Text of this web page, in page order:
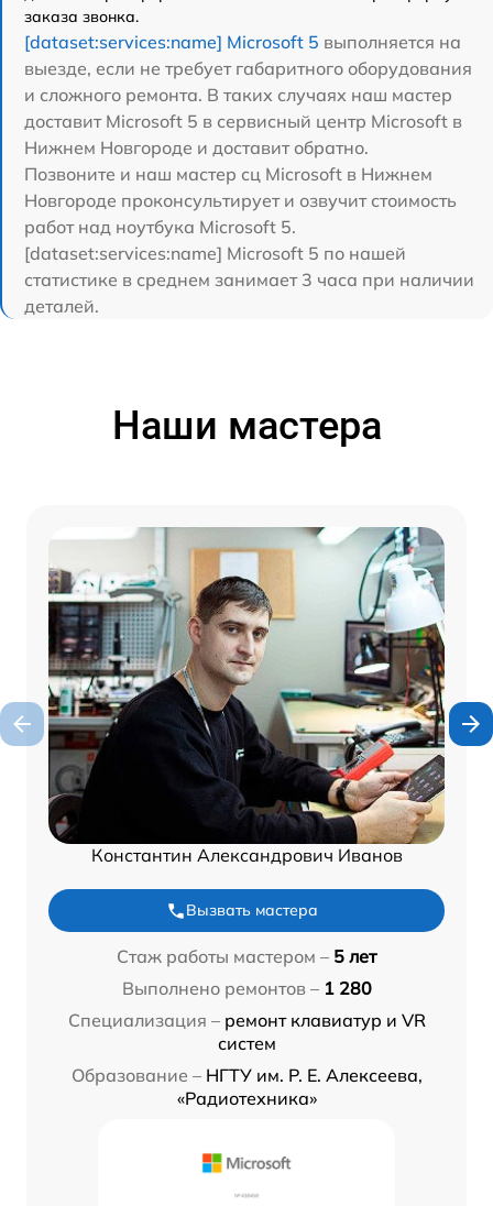
заказа звонка.
[dataset:services:name] Microsoft 5 выполняется на
выезде, если не требует габаритного оборудования
и сложного ремонта. В таких случаях наш мастер
доставит Microsoft 5 в сервисный центр Microsoft в
Нижнем Новгороде и доставит обратно.
Позвоните и наш мастер сц Microsoft в Нижнем
Новгороде проконсультирует и озвучит стоимость
работ над ноутбука Microsoft 5.
[dataset:services:name] Microsoft 5 по нашей
статистике в среднем занимает 3 часа при наличии
деталей.
Наши мастера
Константин Александрович Иванов
Вызвать мастера
Стаж работы мастером – 5 лет
Выполнено ремонтов – 1 280
Специализация – ремонт клавиатур и VR
систем
Образование – НГТУ им. Р. Е. Алексеева,
«Радиотехника»